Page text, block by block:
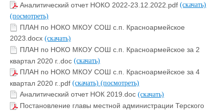
Аналитический отчет НОКО 2022-23.12.2022.pdf (скачать)
(посмотреть)
ПЛАН по НОКО МКОУ СОШ с.п. Красноармейское
2023.docx (скачать)
ПЛАН по НОКО МКОУ СОШ с.п. Красноармейское за 2
квартал 2020 г..doc (скачать)
ПЛАН по НОКО МКОУ СОШ с.п. Красноармейское за 4
квартал 2020 г..pdf (скачать) (посмотреть)
Аналитический отчет НОК 2019.doc (скачать)
Постановление главы местной администрации Терского